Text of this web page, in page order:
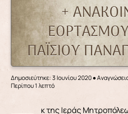
+
ΠΑΪΣΙΟΥ
Δημοσιεύτηκε: 3 Ιουνίου 2020●
Περίπου 1 λεπτό
Εκ της Ιεράς